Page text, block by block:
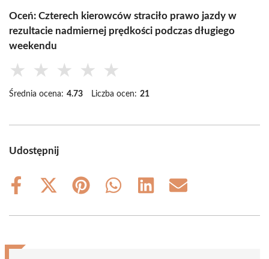
Oceń: Czterech kierowców straciło prawo jazdy w
rezultacie nadmiernej prędkości podczas długiego
weekendu
★ ★ ★ ★ ★
Średnia ocena: 4.73 Liczba ocen: 21
Udostępnij
Share
Share
(Twitter)
Share
Share
Share
Share